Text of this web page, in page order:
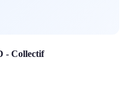
- Collectif